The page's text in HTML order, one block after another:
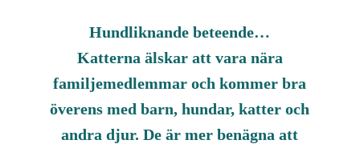
Hundliknande beteende…
Katterna älskar att vara nära
familjemedlemmar och kommer bra
överens med barn, hundar, katter och
andra djur. De är mer benägna att